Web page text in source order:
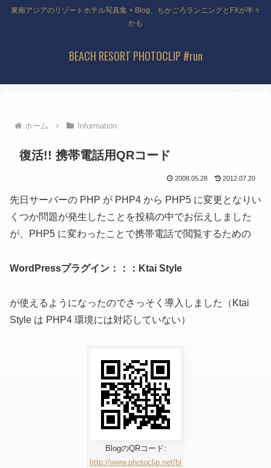
東南アジアのリゾートホテル写真集 + Blog、ちかごろランニングとFXが半々
かも
BEACH RESORT PHOTOCLIP #run
ホーム Information
復活!! 携帯電話用QRコード
2008.05.28 2012.07.20
先日サーバーの PHP が PHP4 から PHP5 に変更となりい
くつか問題が発生したことを投稿の中でお伝えしました
が、PHP5 に変わったことで携帯電話で閲覧するための
WordPressプラグイン：：：Ktai Style
が使えるようになったのでさっそく導入しました
（Ktai
Style は PHP4 環境には対応していない）
BlogのQRコード:
http://www.photoclip.net/bl